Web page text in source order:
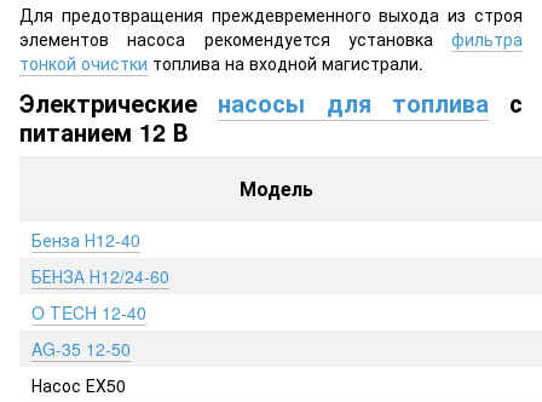
Для предотвращения преждевременного выхода из строя
элементов насоса рекомендуется установка фильтра
тонкой очистки топлива на входной магистрали.
Электрические насосы для топлива с
питанием 12 В
Модель
Бенза Н12-40
БЕНЗА Н12/24-60
O ТECH 12-40
AG-35 12-50
Насос ЕХ50